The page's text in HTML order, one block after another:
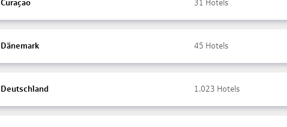
Curaçao 31 Hotels
Dänemark 45 Hotels
Deutschland 1.023 Hotels